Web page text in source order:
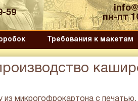
59
пн-пт
Требования к макетам
микрогофрокартона с